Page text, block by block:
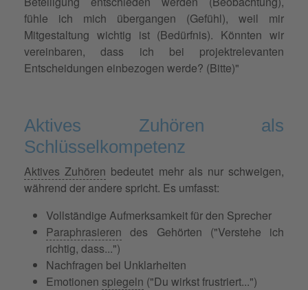
fühle ich mich übergangen (Gefühl), weil mir
Mitgestaltung wichtig ist (Bedürfnis). Könnten wir
vereinbaren, dass ich bei projektrelevanten
Entscheidungen einbezogen werde? (Bitte)"
Aktives Zuhören als
Schlüsselkompetenz
Aktives Zuhören bedeutet mehr als nur schweigen,
während der andere spricht. Es umfasst:
Vollständige Aufmerksamkeit für den Sprecher
Paraphrasieren des Gehörten ("Verstehe ich
richtig, dass...")
Nachfragen bei Unklarheiten
Emotionen spiegeln ("Du wirkst frustriert...")